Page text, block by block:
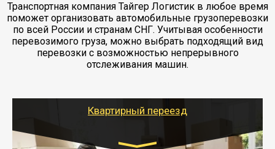
Транспортная компания Тайгер Логистик в любое время
поможет организовать автомобильные грузоперевозки
по всей России и странам СНГ. Учитывая особенности
перевозимого груза, можно выбрать подходящий вид
перевозки с возможностью непрерывного
отслеживания машин.
Квартирный переезд